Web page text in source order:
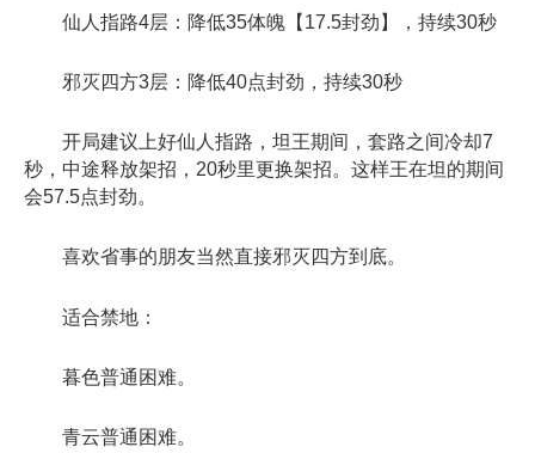
仙人指路4层：降低35体魄【17.5封劲】，持续30秒
邪灭四方3层：降低40点封劲，持续30秒
开局建议上好仙人指路，坦王期间，套路之间冷却7
秒，中途释放架招，20秒里更换架招。这样王在坦的期间
会57.5点封劲。
喜欢省事的朋友当然直接邪灭四方到底。
适合禁地：
暮色普通困难。
青云普通困难。